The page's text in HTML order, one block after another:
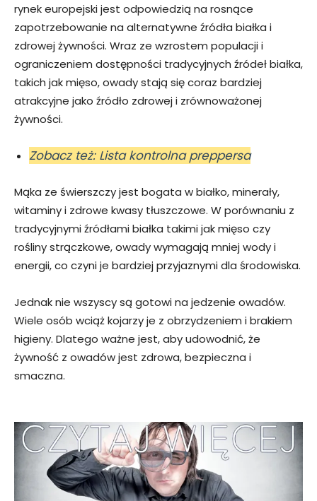
rynek europejski jest odpowiedzią na rosnące
zapotrzebowanie na alternatywne źródła białka i
zdrowej żywności. Wraz ze wzrostem populacji i
ograniczeniem dostępności tradycyjnych źródeł białka,
takich jak mięso, owady stają się coraz bardziej
atrakcyjne jako źródło zdrowej i zrównoważonej
żywności.
Zobacz też: Lista kontrolna preppersa
Mąka ze świerszczy jest bogata w białko, minerały,
witaminy i zdrowe kwasy tłuszczowe. W porównaniu z
tradycyjnymi źródłami białka takimi jak mięso czy
rośliny strączkowe, owady wymagają mniej wody i
energii, co czyni je bardziej przyjaznymi dla środowiska.
Jednak nie wszyscy są gotowi na jedzenie owadów.
Wiele osób wciąż kojarzy je z obrzydzeniem i brakiem
higieny. Dlatego ważne jest, aby udowodnić, że
żywność z owadów jest zdrowa, bezpieczna i
smaczna.